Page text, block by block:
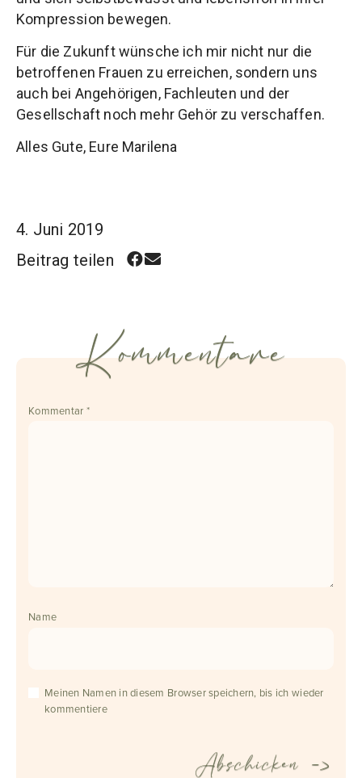
Kompression bewegen.
Für die Zukunft wünsche ich mir nicht nur die
betroffenen Frauen zu erreichen, sondern uns
auch bei Angehörigen, Fachleuten und der
Gesellschaft noch mehr Gehör zu verschaffen.
Alles Gute, Eure Marilena
4. Juni 2019
Beitrag teilen
Kommentare
Kommentar *
Name
Meinen Namen in diesem Browser speichern, bis ich wieder
kommentiere